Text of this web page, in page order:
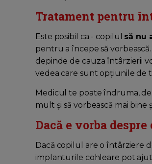
Tratament pentru
Este posibil ca - copilul să nu
pentru a începe să
depinde de cauza întârzierii
vedea care sunt opțiunile de
Medicul te poate îndruma,
mult și să vorbească mai bine
Dacă e vorba
Dacă copilul are o întârziere
implanturile cohleare pot